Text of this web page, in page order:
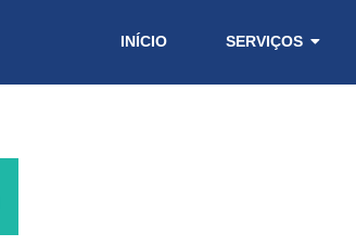
INÍCIO SERVIÇOS